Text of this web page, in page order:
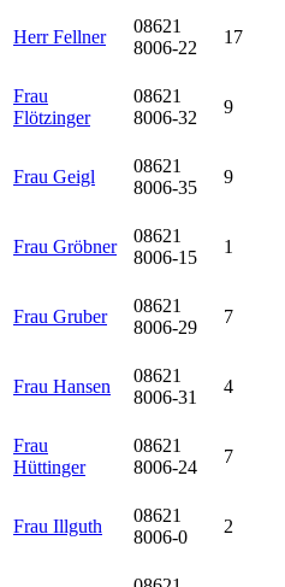
Herr Fellner
08621
8006-22
17
Frau
Flötzinger
08621
8006-32
9
Frau Geigl
08621
8006-35
9
Frau Gröbner
08621
8006-15
1
Frau Gruber
08621
8006-29
7
Frau Hansen
08621
8006-31
4
Frau
Hüttinger
08621
8006-24
7
Frau Illguth
08621
8006-0
2